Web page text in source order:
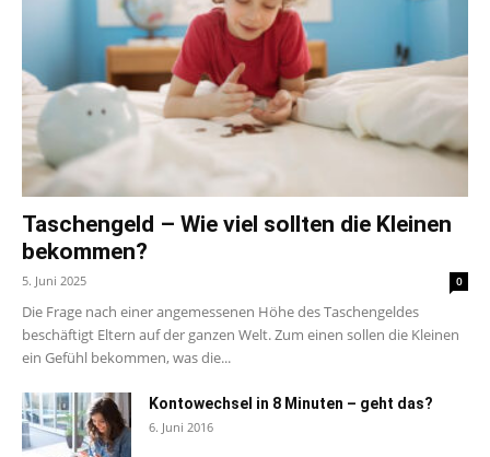
Taschengeld – Wie viel sollten die Kleinen
bekommen?
5. Juni 2025 0
Die Frage nach einer angemessenen Höhe des Taschengeldes
beschäftigt Eltern auf der ganzen Welt. Zum einen sollen die Kleinen
ein Gefühl bekommen, was die...
Kontowechsel in 8 Minuten – geht das?
6. Juni 2016